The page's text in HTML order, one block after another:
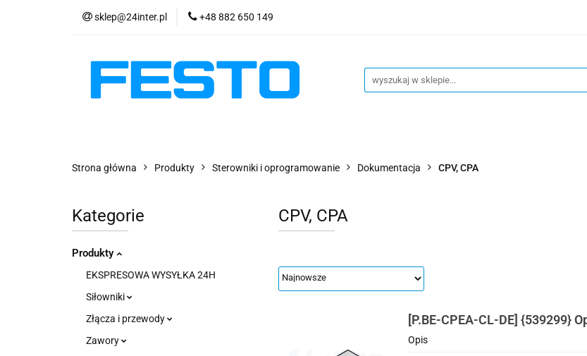
sklep@24inter.pl +48 882 650 149
PRODUKTY
AKTUALNOŚCI KONTAKT KSP
Strona główna Produkty Sterowniki i oprogramowanie Dokumentacja CPV, CPA
Kategorie
Produkty
EKSPRESOWA WYSYŁKA 24H
Siłowniki
Złącza i przewody
Zawory
CPV, CPA
[P.BE-CPEA-CL-DE] {539299}
Opis